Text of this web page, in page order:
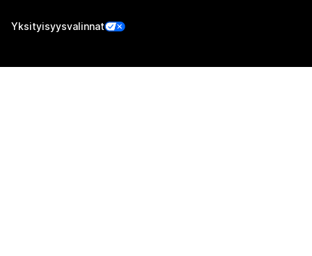
Yksityisyysvalinnat